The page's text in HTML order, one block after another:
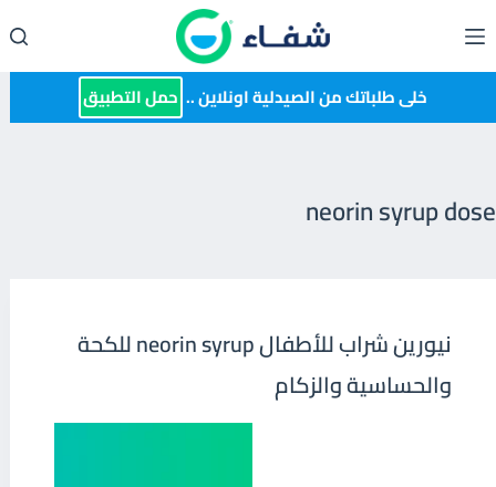
إلى
المحتوى خلى طلباتك من الصيدلية اونلاين .. حمل التطبيق
neorin syrup dose
نيورين شراب للأطفال neorin syrup للكحة
والحساسية والزكام